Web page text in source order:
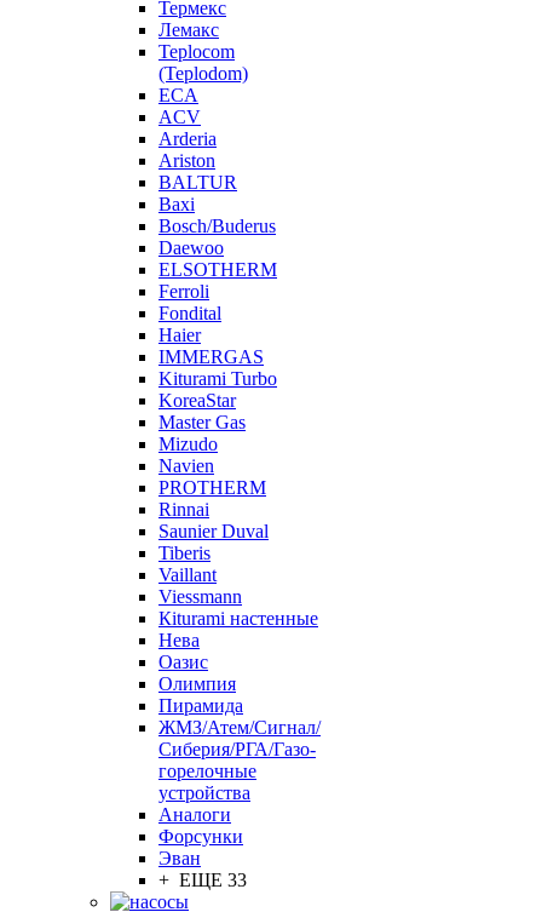
Термекс
Лемакс
Teplocom
(Teplodom)
ECA
ACV
Arderia
Ariston
BALTUR
Baxi
Bosch/Buderus
Daewoo
ELSOTHERM
Ferroli
Fondital
Haier
IMMERGAS
Kiturami Turbo
KoreaStar
Master Gas
Mizudo
Navien
PROTHERM
Rinnai
Saunier Duval
Tiberis
Vaillant
Viessmann
Кiturami настенные
Нева
Оазис
Олимпия
Пирамида
ЖМЗ/Атем/Сигнал/
Сиберия/РГА/Газо-
горелочные
устройства
Aналоги
Форсунки
Эван
+ ЕЩЕ 33